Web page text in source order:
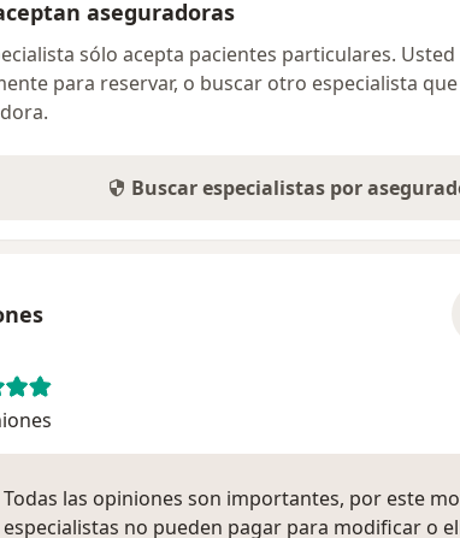
aseguradoras
sólo acepta pacientes particulares.
para reservar, o buscar otro especialista
Buscar especialistas por
Todas las opiniones son importantes, por este
especialistas no pueden pagar para modificar o